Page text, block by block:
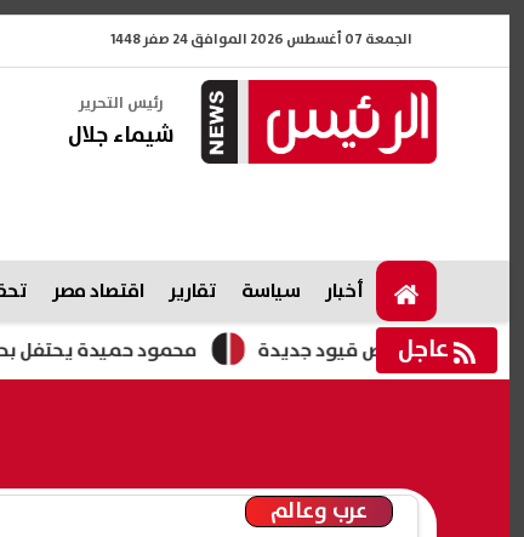
الجمعة 07 أغسطس 2026 الموافق 24 صفر 1448
رئيس التحرير
شيماء جلال
أخبار سياسة تقارير اقتصاد مصر
عاجل محمود حميدة يحتفل بحفل زفاف وتبحث فرض قيود جديدة
عرب وعالم